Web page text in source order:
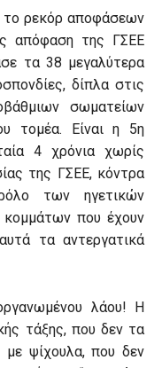
το ρεκόρ αποφάσεων
απόφαση της ΓΣΕΕ
τα 38 μεγαλύτερα
δίπλα στις
σωματείων
τομέα. Είναι η 5η
4 χρόνια χωρίς
της ΓΣΕΕ, κόντρα
των ηγετικών
κομμάτων που έχουν
τα αντεργατικά
λάου! Η
τάξης, που δεν τα
με ψίχουλα, που δεν